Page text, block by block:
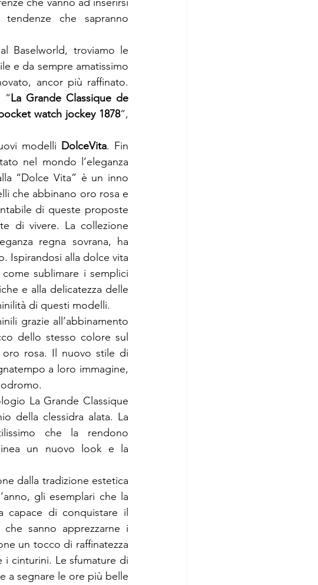
che sapranno
Baselworld, troviamo le
e da sempre amatissimo
ancor più raffinato.
“La Grande Classique de
watch jockey 1878“,
modelli DolceVita. Fin
nel mondo l’eleganza
“Dolce Vita” è un inno
che abbinano oro rosa e
di queste proposte
di vivere. La collezione
regna sovrana, ha
Ispirandosi alla dolce vita
sublimare i semplici
e alla delicatezza delle
di questi modelli.
grazie all’abbinamento
dello stesso colore sul
oro rosa. Il nuovo stile di
a loro immagine,
La Grande Classique
della clessidra alata. La
che la rendono
un nuovo look e la
dalla tradizione estetica
gli esemplari che la
capace di conquistare il
sanno apprezzarne i
un tocco di raffinatezza
cinturini. Le sfumature di
a segnare le ore più belle